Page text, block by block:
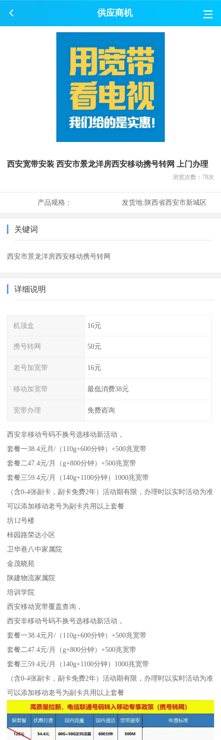
供应商机
西安宽带安装 西安市景龙洋房西安移动携号转网 上门办理
浏览次数： 78次
产品规格： 发货地:陕西省西安市新城区
关键词
西安市景龙洋房西安移动携号转网
详细说明
机顶盒 16元
携号转网 50元
老号加宽带 16元
移动加宽带 最低消费38元
宽带办理 免费咨询
西安非移动号码不换号选移动新活动，
套餐一38.4元月/（110g+600分钟）+500兆宽带
套餐二47.4元/月（g+800分钟）+500兆宽带
套餐三59.4元/月（140g+1100分钟）1000兆宽带
（含0-4张副卡，副卡免费2年）活动期有限，办理时以实时活动为准
可以添加移动老号为副卡共用以上套餐
坊12号楼
柿园路荣达小区
卫华巷八中家属院
金茂晓苑
陕建物流家属院
培训学院
西安移动宽带覆盖查询，
西安非移动号码不换号选移动新活动，
套餐一38.4元月/（110g+600分钟）+500兆宽带
套餐二47.4元/月（g+800分钟）+500兆宽带
套餐三59.4元/月（140g+1100分钟）1000兆宽带
（含0-4张副卡，副卡免费2年）活动期有限，办理时以实时活动为准
可以添加移动老号为副卡共用以上套餐